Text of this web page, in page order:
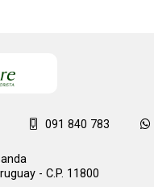
091 840 783
- C.P. 11800